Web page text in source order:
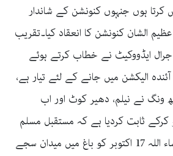
کرتا ہوں جنہوں کنونشن کے شاندار
الشان کنونشن کا انعقاد کیا۔تقریب
ایڈووکیٹ نے خطاب کرتے ہوئے
الیکشن میں جانے کے لئے تیار ہے،
ونگ نے نیلم، دھیر کوٹ اور اب
ثابت کردیا ہے کہ مستقبل مسلم
کانفرنس کا ہے، اب انشاء اللہ 17 اکتوبر کو باغ میں میدان سجے